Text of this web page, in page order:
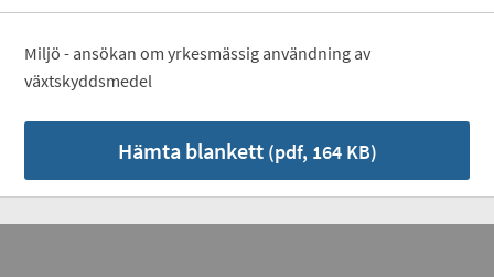
Miljö - ansökan om yrkesmässig användning av
växtskyddsmedel
Hämta blankett(pdf, 164 KB)